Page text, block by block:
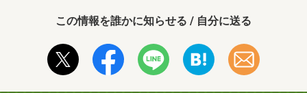
この情報を誰かに知らせる / 自分に送る